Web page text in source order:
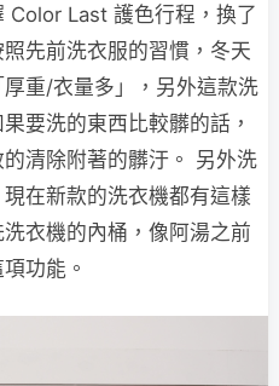
Color Last 護色行程，換了
先前洗衣服的習慣，冬天
重/衣量多」，另外這款洗
要洗的東西比較髒的話，
清除附著的髒汙。 另外洗
在新款的洗衣機都有這樣
衣機的內桶，像阿湯之前
功能。